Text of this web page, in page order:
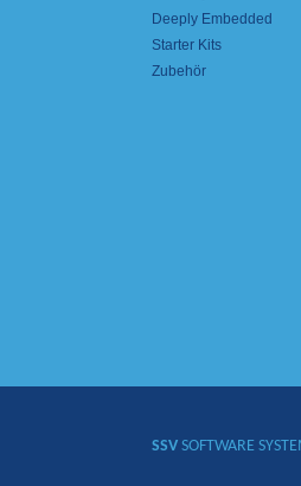
Deeply Embedded
Starter Kits
Zubehör
SSV SOFTWARE